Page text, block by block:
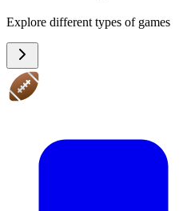
Explore different types of games